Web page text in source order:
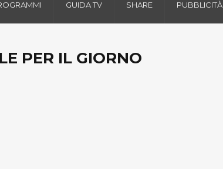
GUIDA TV SHARE PUBBLICITÀ
PER IL GIORNO